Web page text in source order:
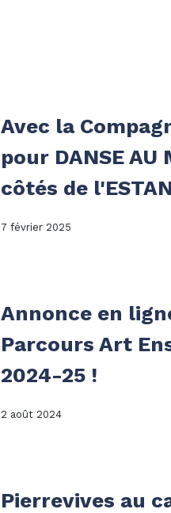
Avec la
pour DANSE AU
côtés de
7 février 2025
Annonce en
Parcours Art
2024-25 !
2 août 2024
Pierrevives au